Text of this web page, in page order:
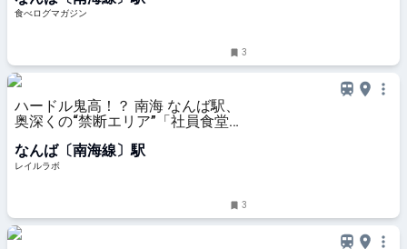
食べログマガジン
3
ハードル鬼高！？ 南海 なんば駅、
奥深くの“禁断エリア”「社員食堂」
なんば〔南海線〕駅
レイルラボ
3